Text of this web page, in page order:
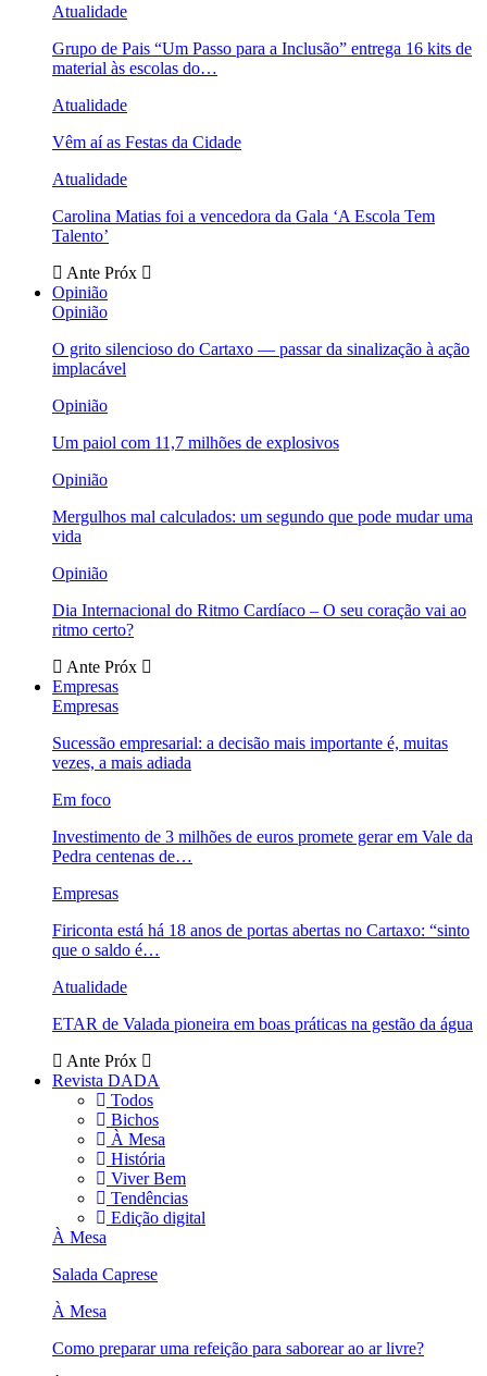
Atualidade
Grupo de Pais “Um Passo para a Inclusão” entrega 16 kits de
material às escolas do…
Atualidade
Vêm aí as Festas da Cidade
Atualidade
Carolina Matias foi a vencedora da Gala ‘A Escola Tem
Talento’
Ante Próx
Opinião
Opinião
O grito silencioso do Cartaxo — passar da sinalização à ação
implacável
Opinião
Um paiol com 11,7 milhões de explosivos
Opinião
Mergulhos mal calculados: um segundo que pode mudar uma
vida
Opinião
Dia Internacional do Ritmo Cardíaco – O seu coração vai ao
ritmo certo?
Ante Próx
Empresas
Empresas
Sucessão empresarial: a decisão mais importante é, muitas
vezes, a mais adiada
Em foco
Investimento de 3 milhões de euros promete gerar em Vale da
Pedra centenas de…
Empresas
Firiconta está há 18 anos de portas abertas no Cartaxo: “sinto
que o saldo é…
Atualidade
ETAR de Valada pioneira em boas práticas na gestão da água
Ante Próx
Revista DADA
Todos
Bichos
À Mesa
História
Viver Bem
Tendências
Edição digital
À Mesa
Salada Caprese
À Mesa
Como preparar uma refeição para saborear ao ar livre?